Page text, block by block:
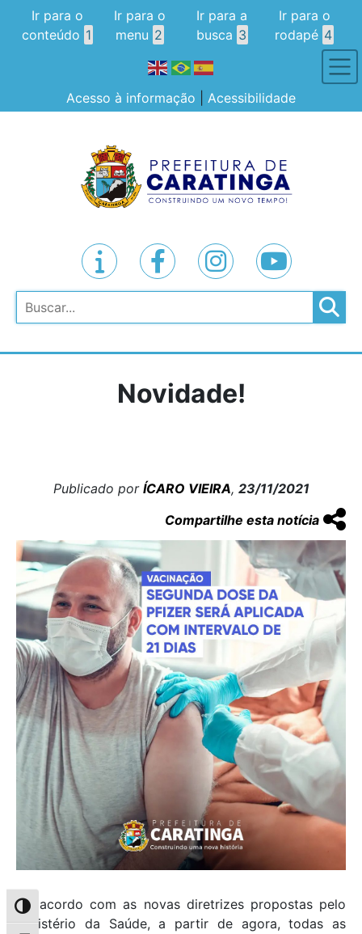
Alternar alto contraste
Ir para o
conteúdo 1
Ir para o
menu 2
Ir para a
busca 3
Ir para o
rodapé 4
Acesso à informação Acessibilidade
Pesquisar
Novidade!
Publicado por ÍCARO VIEIRA, 23/11/2021
Compartilhe esta notícia
De acordo com as novas diretrizes propostas pelo
Ministério da Saúde, a partir de agora, todas as